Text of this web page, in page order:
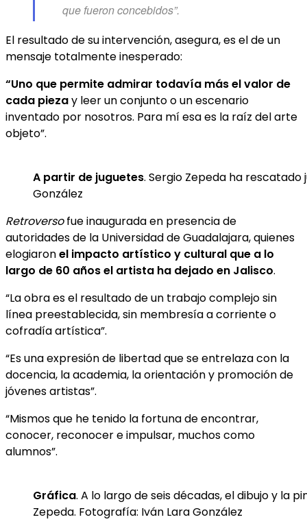
que fueron concebidos”.
El resultado de su intervención, asegura, es el de un
mensaje totalmente inesperado:
“Uno que permite admirar todavía más el valor de
cada piezay leer un conjunto o un escenario
inventado por nosotros. Para mí esa es la raíz del arte
objeto”.
A partir de juguetes. Sergio Zepeda ha
González
Retroversofue inaugurada en presencia de
autoridades de la Universidad de Guadalajara, quienes
elogiaronel impacto artístico y cultural que a lo
largo de 60 años el artista ha dejado en Jalisco.
“La obra es el resultado de un trabajo complejo sin
línea preestablecida, sin membresía a corriente o
cofradía artística”.
“Es una expresión de libertad que se entrelaza con la
docencia, la academia, la orientación y promoción de
jóvenes artistas”.
“Mismos que he tenido la fortuna de encontrar,
conocer, reconocer e impulsar, muchos como
alumnos”.
Gráfica. A lo largo de seis décadas, el dibujo y la
Zepeda. Fotografía: Iván Lara González